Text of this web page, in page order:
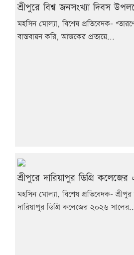
শ্রীপুরে বিশ্ব জনসংখ্যা দিবস
মহসিন মোল্যা, বিশেষ প্রতিবেদক-
বাস্তবায়ন করি, আজকের প্রত্যয়ে...
শ্রীপুরে দারিয়াপুর ডিগ্রি
মহসিন মোল্যা, বিশেষ প্রতিবেদক-
দারিয়াপুর ডিগ্রি কলেজের ২০২৬